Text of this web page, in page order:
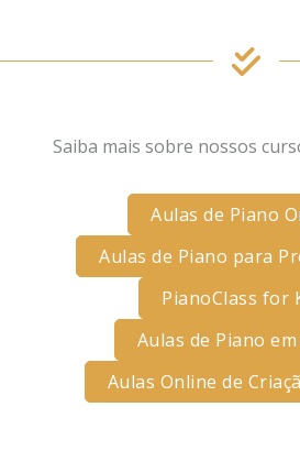
Saiba mais sobre nossos
Aulas de Piano
Aulas de Piano para
PianoClass for
Aulas de Piano
Aulas Online de